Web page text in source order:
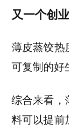
又一个创
薄皮蒸饺热
可复制的好
综合来看，
料可以提前